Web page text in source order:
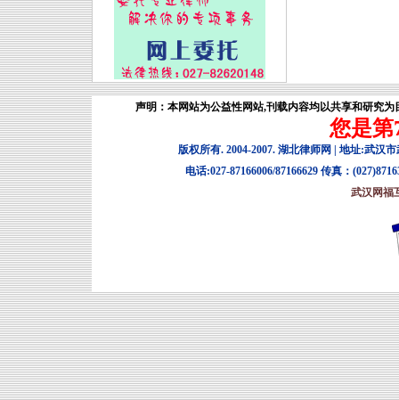
声明：本网站为公益性网站,刊载内容均以共享和研究
您是第
版权所有. 2004-2007. 湖北律师网 | 地址:武汉
电话:027-87166006/87166629 传真：
武汉网福